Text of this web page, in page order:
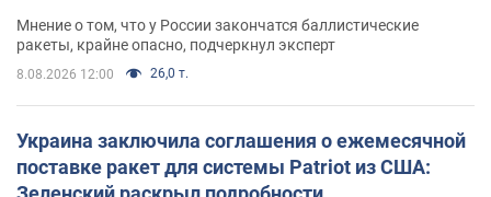
Мнение о том, что у России закончатся баллистические
ракеты, крайне опасно, подчеркнул эксперт
8.08.2026 12:00 26,0 т.
Украина заключила соглашения о ежемесячной
поставке ракет для системы Patriot из США: